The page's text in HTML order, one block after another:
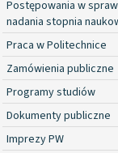
Postępowania w
nadania stopnia
Praca w Politechnice
Zamówienia publiczne
Programy studiów
Dokumenty publiczne
Imprezy PW